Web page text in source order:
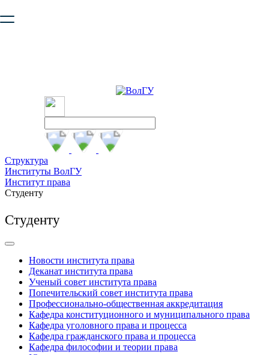
безопасную работу с сайтом. Пожалуйста
Структура
Институты ВолГУ
Институт права
Студенту
Студенту
Новости института права
Деканат института права
Ученый совет института права
Попечительский совет института права
Профессионально-общественная аккредитация
Кафедра конституционного и муниципального права
Кафедра уголовного права и процесса
Кафедра гражданского права и процесса
Кафедра философии и теории права